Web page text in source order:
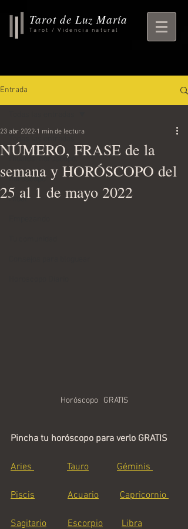
Tarot de Luz María
Tarot / Videncia natural
Entrada
rituales, horoscopo,
horoscopo
ritual
NÚMERO, FRASE de la
semana y HORÓSCOPO del
25 al 1 de mayo 2022
23 abr 2022 1 min de lectura
Horóscopo   GRATIS
Pincha tu horóscopo para verlo GRATIS
Aries Tauro Géminis
Piscis Acuario Capricornio
Sagitario Escorpio Libra